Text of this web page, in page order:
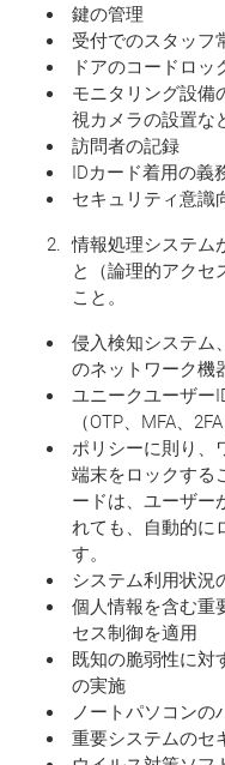
鍵の管理
受付でのスタッフ
ドアのコードロッ
モニタリング設備
視カメラの設置な
訪問者の記録
IDカード着用の義
セキュリティ意識
情報処理システム
と（論理的アクセ
こと。
侵入検知システム
のネットワーク機
ユニークユーザー
（OTP、MFA、
ポリシーに則り、
端末をロックする
ードは、ユーザー
れても、自動的に
す。
システム利用状況
個人情報を含む重
セス制御を適用
既知の脆弱性に対
の実施
ノートパソコンの
重要システムのセ